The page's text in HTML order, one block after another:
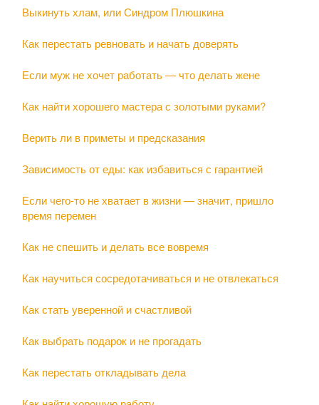
Выкинуть хлам, или Синдром Плюшкина
Как перестать ревновать и начать доверять
Если муж не хочет работать — что делать жене
Как найти хорошего мастера с золотыми руками?
Верить ли в приметы и предсказания
Зависимость от еды: как избавиться с гарантией
Если чего-то не хватает в жизни — значит, пришло
время перемен
Как не спешить и делать все вовремя
Как научиться сосредотачиваться и не отвлекаться
Как стать уверенной и счастливой
Как выбрать подарок и не прогадать
Как перестать откладывать дела